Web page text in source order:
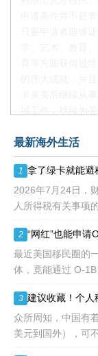
额占全球移民签证
28.6%，即大约4
签证，都会用于
先"移民类别的申
不需要雇主支持
等的限制，所以
到中国杰出人才
最新海外生活
1
2026年7月24日，
人所得税有关事项
家税务总局配套发
2 “网红”也能申请
最近美国移民圈的
体，竟能通过 O-1B 杰
构
3 建议收藏！个人
众所周知，中国有
美元到国外），可